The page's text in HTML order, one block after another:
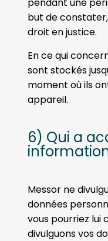
but de
droit en justice.
En ce qui
sont stockés
moment où ils
appareil.
6) Qui a
Messor ne
données
vous pourriez lui
divulguons vos